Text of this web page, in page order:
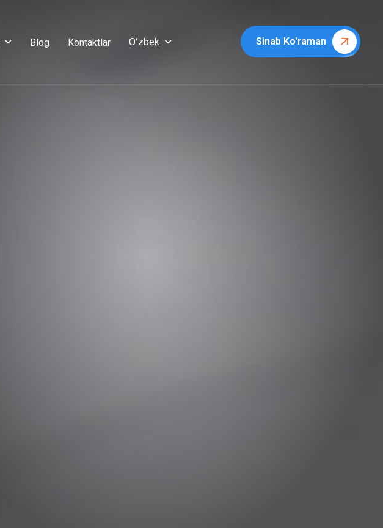
Blog Kontaktlar Oʻzbek Sinab Ko'raman